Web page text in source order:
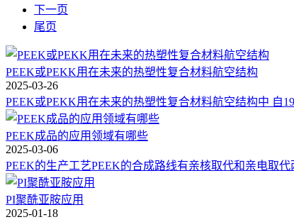
下一页
尾页
PEEK或PEKK用在未来的热塑性复合材料航空结构
2025-03-26
PEEK或PEKK用在未来的热塑性复合材料航空结构中 自
PEEK成品的应用领域有哪些
2025-03-06
PEEK的生产工艺PEEK的合成路线有亲核取代和亲电取
PI聚酰亚胺应用
2025-01-18